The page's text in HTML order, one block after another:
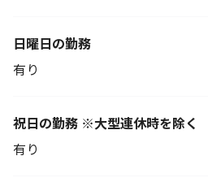
日曜日の勤務
有り
祝日の勤務 ※大型連休時を除く
有り